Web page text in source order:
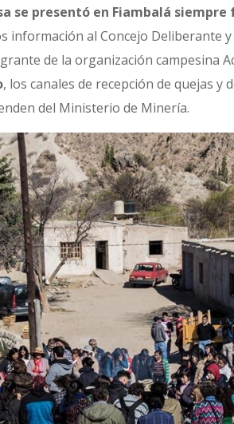
se presentó en Fiambalá
información al Concejo Deliberante
de la organización campesina
, los canales de recepción de quejas y
del Ministerio de Minería.